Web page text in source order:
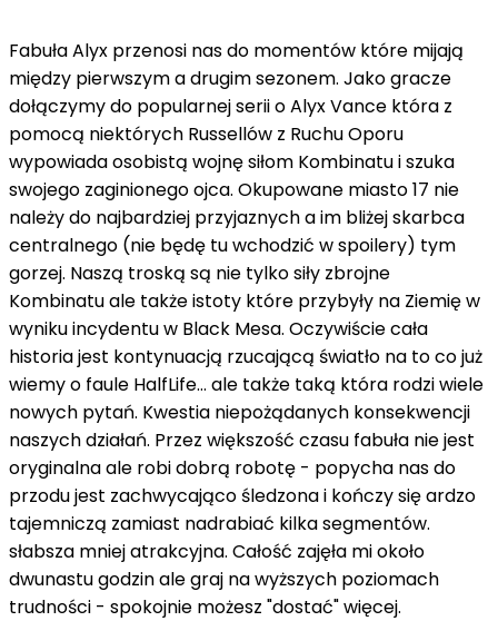
Fabuła Alyx przenosi nas do momentów które mijają
między pierwszym a drugim sezonem. Jako gracze
dołączymy do popularnej serii o Alyx Vance która z
pomocą niektórych Russellów z Ruchu Oporu
wypowiada osobistą wojnę siłom Kombinatu i szuka
swojego zaginionego ojca. Okupowane miasto 17 nie
należy do najbardziej przyjaznych a im bliżej skarbca
centralnego (nie będę tu wchodzić w spoilery) tym
gorzej. Naszą troską są nie tylko siły zbrojne
Kombinatu ale także istoty które przybyły na Ziemię w
wyniku incydentu w Black Mesa. Oczywiście cała
historia jest kontynuacją rzucającą światło na to co już
wiemy o faule HalfLife… ale także taką która rodzi wiele
nowych pytań. Kwestia niepożądanych konsekwencji
naszych działań. Przez większość czasu fabuła nie jest
oryginalna ale robi dobrą robotę - popycha nas do
przodu jest zachwycająco śledzona i kończy się ardzo
tajemniczą zamiast nadrabiać kilka segmentów.
słabsza mniej atrakcyjna. Całość zajęła mi około
dwunastu godzin ale graj na wyższych poziomach
trudności - spokojnie możesz "dostać" więcej.